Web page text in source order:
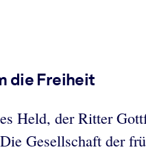
die Freiheit
Held, der Ritter
Gesellschaft der